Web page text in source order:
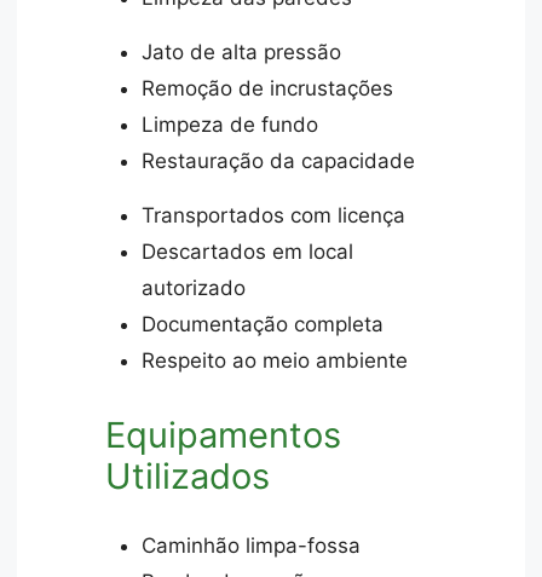
Jato de alta pressão
Remoção de incrustações
Limpeza de fundo
Restauração da capacidade
Transportados com licença
Descartados em local
autorizado
Documentação completa
Respeito ao meio ambiente
Equipamentos
Utilizados
Caminhão limpa-fossa